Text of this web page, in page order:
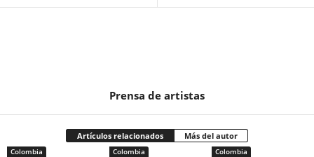
Prensa de artistas
Artículos relacionados Más del autor
Colombia Colombia Colombia